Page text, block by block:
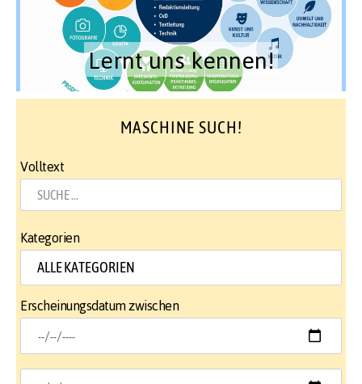
Lernt uns kennen!
MASCHINE SUCH!
Volltext
Kategorien
Erscheinungsdatum zwischen